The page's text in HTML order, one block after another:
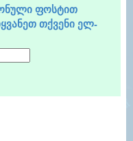
ფოსტით
თქვენი ელ-